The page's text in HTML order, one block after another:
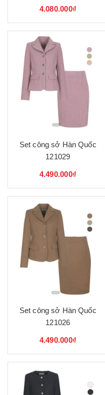
4.080.000₫
Set công sở Hàn Quốc
121029
4.490.000₫
Set công sở Hàn Quốc
121026
4.490.000₫